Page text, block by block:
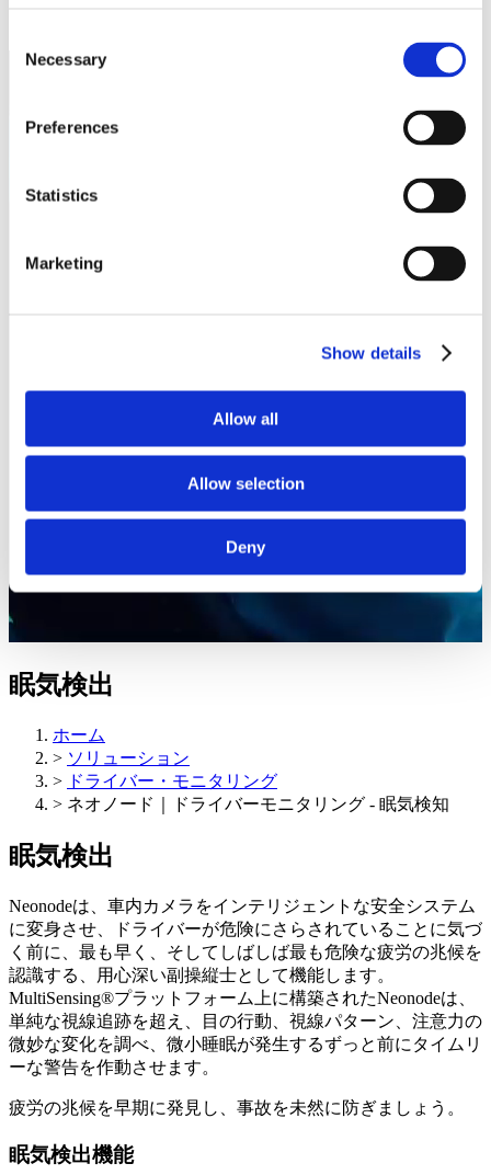
Selection
Necessary
Preferences
Statistics
Marketing
Show details
Allow all
Allow selection
Deny
眠気検出
ホーム
> ソリューション
> ドライバー・モニタリング
> ネオノード｜ドライバーモニタリング - 眠気検知
眠気検出
Neonodeは、車内カメラをインテリジェントな安全システム
に変身させ、ドライバーが危険にさらされていることに気づ
く前に、最も早く、そしてしばしば最も危険な疲労の兆候を
認識する、用心深い副操縦士として機能します。
MultiSensing®プラットフォーム上に構築されたNeonodeは、
単純な視線追跡を超え、目の行動、視線パターン、注意力の
微妙な変化を調べ、微小睡眠が発生するずっと前にタイムリ
ーな警告を作動させます。
疲労の兆候を早期に発見し、事故を未然に防ぎましょう。
眠気検出機能